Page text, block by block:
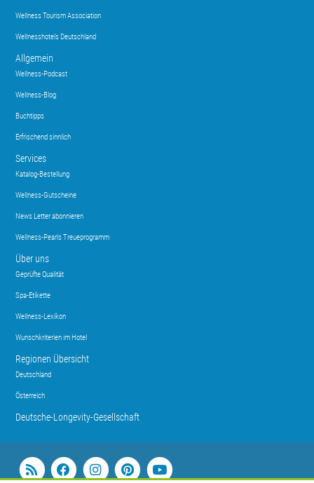
Wellness Tourism Association
Wellnesshotels Deutschland
Allgemein
Wellness-Podcast
Wellness-Blog
Buchtipps
Erfrischend sinnlich
Services
Katalog-Bestellung
Wellness-Gutscheine
News Letter abonnieren
Wellness-Pearls Treueprogramm
Über uns
Geprüfte Qualität
Spa-Etikette
Wellness-Lexikon
Wunschkriterien im Hotel
Regionen Übersicht
Deutschland
Österreich
Deutsche-Longevity-Gesellschaft